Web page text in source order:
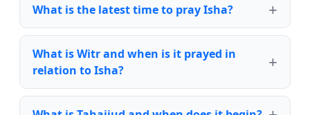
What is the latest time to pray Isha?
What is Witr and when is it prayed in
relation to Isha?